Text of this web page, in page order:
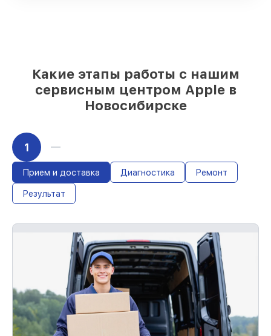
Какие этапы работы с нашим
сервисным центром Apple в
Новосибирске
1
Прием и доставка Диагностика Ремонт
Результат